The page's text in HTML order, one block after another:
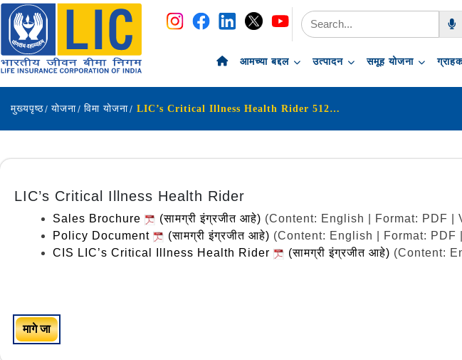
navigation
skip-to-content
आमच्या बद्दल उत्पादन समूह योजना
मुख्यपृष्ठ योजना विमा योजना LIC’s Critical Illness Health Rider 512B227V01
LIC’s Critical Illness Health Rider
Sales Brochure (सामग्री इंग्रजीत आहे) (Content: English | Format: PDF |
Policy Document
(सामग्री इंग्रजीत आहे) (Content: English | Format:
CIS LIC’s Critical Illness Health Rider
(सामग्री इंग्रजीत आहे) (Content:
मागे जा